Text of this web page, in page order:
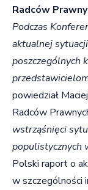
Radców
Podczas
aktualnej
poszczególnych
powiedział
Radców
wstrząśnięci
populistycznych
Polski raport o
w szczególności